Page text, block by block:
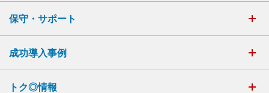
保守・サポート
成功導入事例
トク◎情報